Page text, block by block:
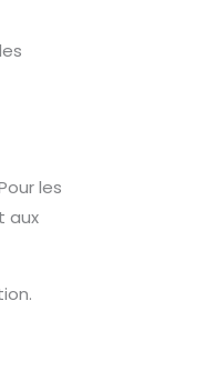
les
aux